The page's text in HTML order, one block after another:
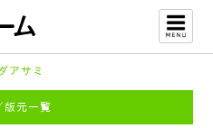
アサミ
版元一覧